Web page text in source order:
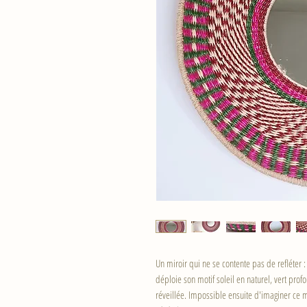
Un miroir qui ne se contente pas de
déploie son motif soleil en naturel, vert
réveillée. Impossible ensuite d'imaginer ce